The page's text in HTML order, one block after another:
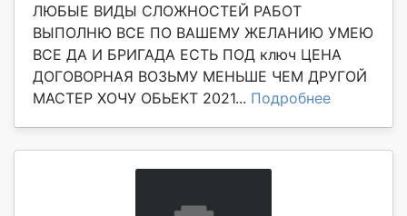
ЛЮБЫЕ ВИДЫ СЛОЖНОСТЕЙ РАБОТ
ВЫПОЛНЮ ВСЕ ПО ВАШЕМУ ЖЕЛАНИЮ УМЕЮ
ВСЕ ДА И БРИГАДА ЕСТЬ ПОД ключ ЦЕНА
ДОГОВОРНАЯ ВОЗЬМУ МЕНЬШЕ ЧЕМ ДРУГОЙ
МАСТЕР ХОЧУ ОБЬЕКТ 2021... Подробнее